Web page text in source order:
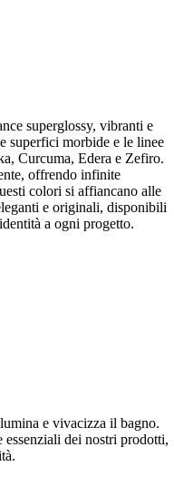
superglossy, vibranti e
superfici morbide e le linee
Curcuma, Edera e Zefiro.
offrendo infinite
colori si affiancano alle
e originali, disponibili
a ogni progetto.
e vivacizza il bagno.
essenziali dei nostri prodotti,